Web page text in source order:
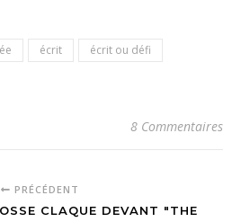
écrit
écrit ou défi
8 Commentaires
PRÉCÉDENT
CLAQUE DEVANT "THE